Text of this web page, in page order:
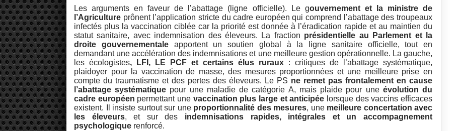
Les arguments en faveur de l’abattage (ligne officielle). Le gouvernement et la ministre de
l’Agriculture prônent l’application stricte du cadre européen qui comprend l’abattage des troupeaux
infectés plus la vaccination ciblée car la priorité est donnée à l’éradication rapide et au maintien du
statut sanitaire, avec indemnisation des éleveurs. La fraction présidentielle au Parlement et la
droite gouvernementaleapportent un soutien global à la ligne sanitaire officielle, tout en
demandant une accélération des indemnisations et une meilleure gestion opérationnelle. La gauche,
les écologistes, LFI, LE PCF et certains élus ruraux : critiques de l’abattage systématique,
plaidoyer pour la vaccination de masse, des mesures proportionnées et une meilleure prise en
compte du traumatisme et des pertes des éleveurs. Le PS ne remet pas frontalement en cause
l’abattage systématique pour une maladie de catégorie A, mais plaide pour une évolution du
cadre européen permettant une vaccination plus large et anticipée lorsque des vaccins efficaces
existent. Il insiste surtout sur une proportionnalité des mesures, une meilleure concertation avec
les éleveurs, et sur des indemnisations rapides, intégrales et un accompagnement
psychologique renforcé.